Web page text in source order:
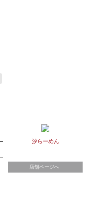
汐らーめん
店舗ページへ